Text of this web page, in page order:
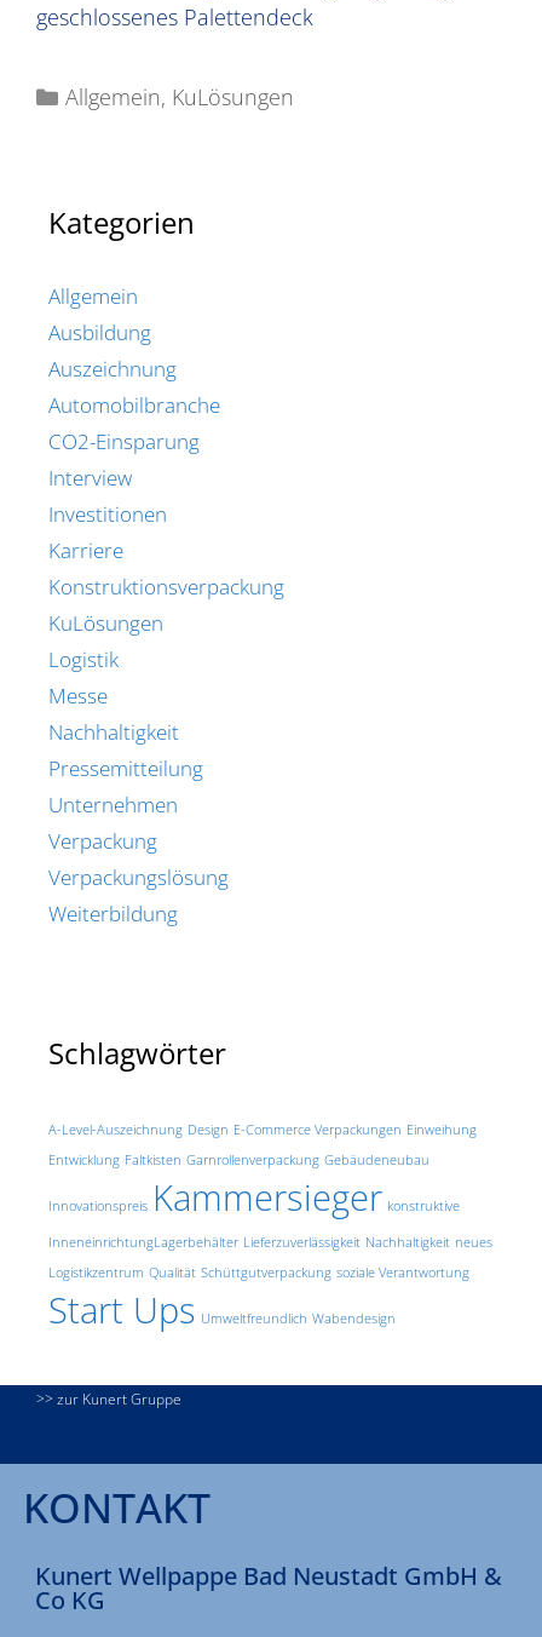
geschlossenes Palettendeck
Allgemein, KuLösungen
Kategorien
Allgemein
Ausbildung
Auszeichnung
Automobilbranche
CO2-Einsparung
Interview
Investitionen
Karriere
Konstruktionsverpackung
KuLösungen
Logistik
Messe
Nachhaltigkeit
Pressemitteilung
Unternehmen
Verpackung
Verpackungslösung
Weiterbildung
Schlagwörter
A-Level-Auszeichnung Design E-Commerce Verpackungen Einweihung
Entwicklung Faltkisten Garnrollenverpackung Gebäudeneubau
Innovationspreis Kammersieger konstruktive
Inneneinrichtung​Lagerbehälter Lieferzuverlässigkeit Nachhaltigkeit neues
Logistikzentrum Qualität Schüttgutverpackung soziale Verantwortung
Start Ups Umweltfreundlich Wabendesign
>> zur Kunert Gruppe
KONTAKT
Kunert Wellpappe Bad Neustadt GmbH &
Co KG